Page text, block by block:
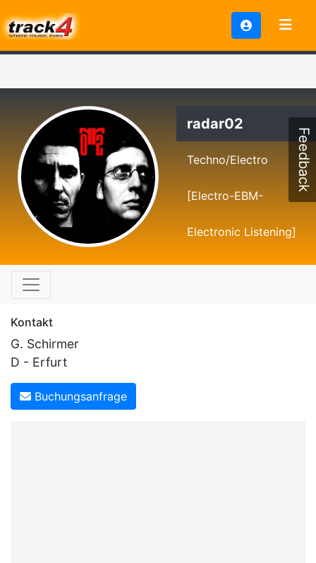
radar02
Techno/Electro
[Electro-EBM-
Electronic Listening]
Kontakt
G. Schirmer
D - Erfurt
Buchungsanfrage
Feedback